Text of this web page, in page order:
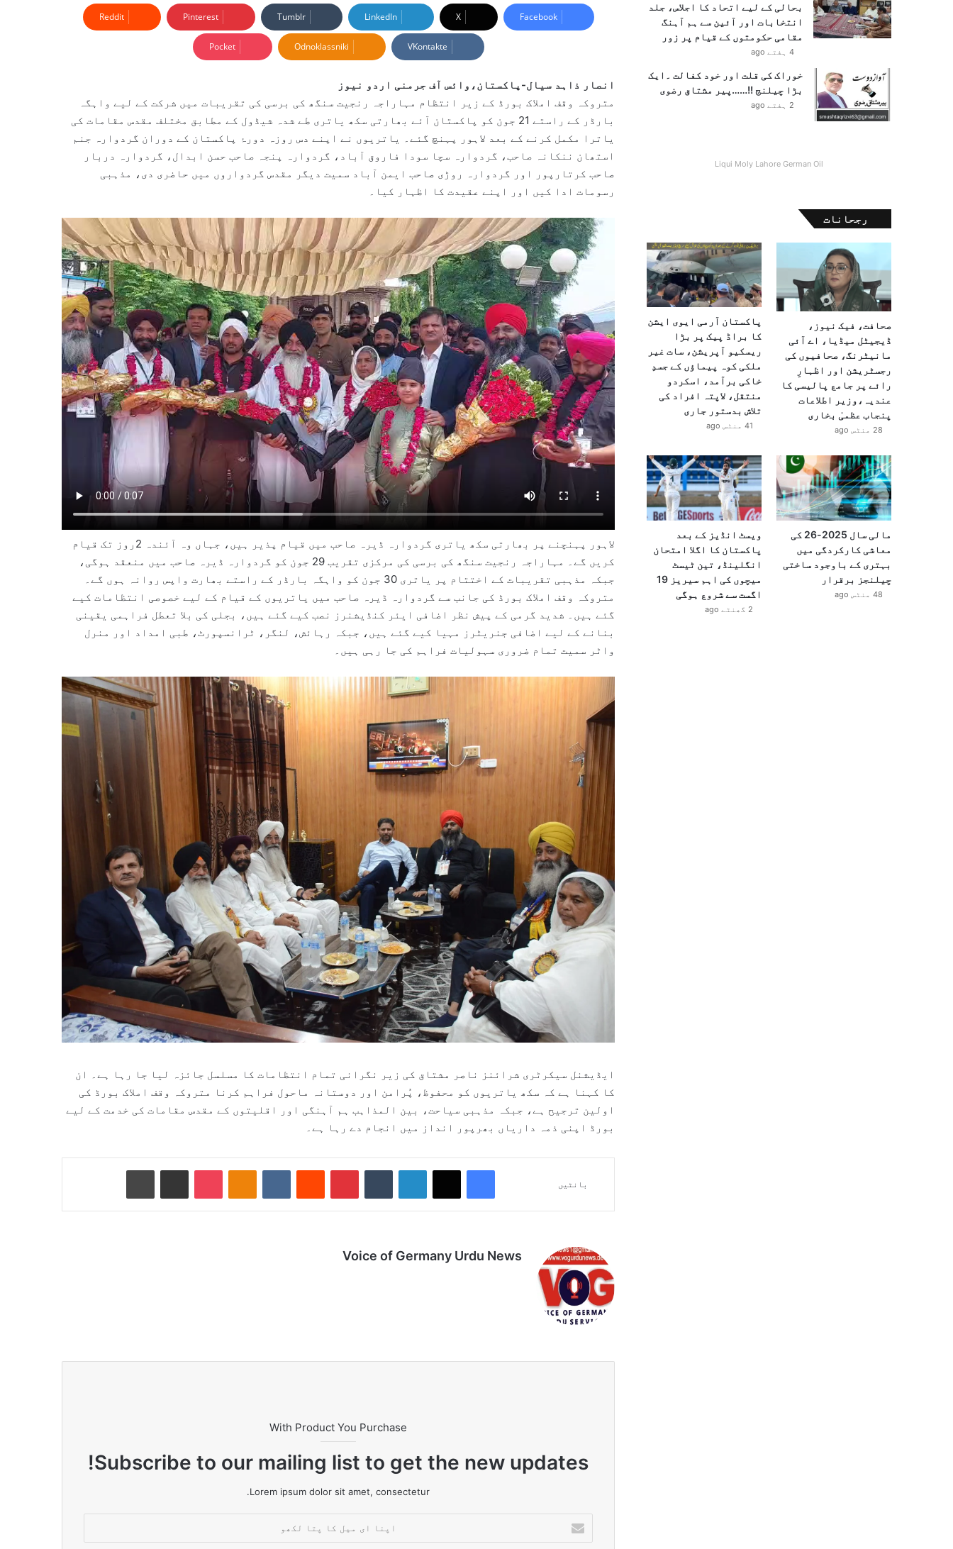
n
d
n
e
m
Facebook
X
LinkedIn
Tumblr
Pinterest
Reddit
VKontakte
Odnoklassniki
Pocket
انصار ذاہد سیال-پاکستان،وائس آف جرمنی اردو نیوز
متروکہ وقف املاک بورڈ کے زیر انتظام مہاراجہ رنجیت سنگھ کی برسی کی تقریبات میں شرکت کے لیے واہگہ
بارڈر کے راستے 21 جون کو پاکستان آئے بھارتی سکھ یاتری طے شدہ شیڈول کے مطابق مختلف مقدس مقامات کی
یاترا مکمل کرنے کے بعد لاہور پہنچ گئے۔ یاتریوں نے اپنے دس روزہ دورۂ پاکستان کے دوران گردوارہ جنم
استھان ننکانہ صاحب، گردوارہ سچا سودا فاروق آباد، گردوارہ پنجہ صاحب حسن ابدال، گردوارہ دربار
صاحب کرتارپور اور گردوارہ روڑی صاحب ایمن آباد سمیت دیگر مقدس گردواروں میں حاضری دی، مذہبی
رسومات ادا کیں اور اپنے عقیدت کا اظہار کیا۔
لاہور پہنچنے پر بھارتی سکھ یاتری گردوارہ ڈیرہ صاحب میں قیام پذیر ہیں، جہاں وہ آئندہ 2روز تک قیام
کریں گے۔ مہاراجہ رنجیت سنگھ کی برسی کی مرکزی تقریب 29 جون کو گردوارہ ڈیرہ صاحب میں منعقد ہوگی،
جبکہ مذہبی تقریبات کے اختتام پر یاتری 30 جون کو واہگہ بارڈر کے راستے بھارت واپس روانہ ہوں گے۔
متروکہ وقف املاک بورڈ کی جانب سے گردوارہ ڈیرہ صاحب میں یاتریوں کے قیام کے لیے خصوصی انتظامات کیے
گئے ہیں۔ شدید گرمی کے پیش نظر اضافی ایئر کنڈیشنرز نصب کیے گئے ہیں، بجلی کی بلا تعطل فراہمی یقینی
بنانے کے لیے اضافی جنریٹرز مہیا کیے گئے ہیں، جبکہ رہائش، لنگر، ٹرانسپورٹ، طبی امداد اور منرل
واٹر سمیت تمام ضروری سہولیات فراہم کی جا رہی ہیں۔
ایڈیشنل سیکرٹری شرائنز ناصر مشتاق کی زیر نگرانی تمام انتظامات کا مسلسل جائزہ لیا جا رہا ہے۔ ان
کا کہنا ہے کہ سکھ یاتریوں کو محفوظ، پُرامن اور دوستانہ ماحول فراہم کرنا متروکہ وقف املاک بورڈ کی
اولین ترجیح ہے، جبکہ مذہبی سیاحت، بین المذاہب ہم آہنگی اور اقلیتوں کے مقدس مقامات کی خدمت کے لیے
بورڈ اپنی ذمہ داریاں بھرپور انداز میں انجام دے رہا ہے۔
بانٹیں
X
LinkedIn
VKontakte ای میل کے ذریعے شیئر کریں
Voice of Germany Urdu News
With Product You Purchase
Subscribe to our mailing list to get the new updates!
Lorem ipsum dolor sit amet, consectetur.
بحالی کے لیے اتحاد کا اجلاس، جلد
انتخابات اور آئین سے ہم آہنگ
مقامی حکومتوں کے قیام پر زور
4 ہفتے ago
خوراک کی قلت اور خود کفالت ۔ایک
بڑا چیلنج !!……پیر مشتاق رضوی
2 ہفتے ago
Liqui Moly Lahore German Oil
رجحانات
صحافت، فیک نیوز،
ڈیجیٹل میڈیا، اے آئی
مانیٹرنگ، صحافیوں کی
رجسٹریشن اور اظہارِ
رائے پر جامع پالیسی کا
عندیہ،وزیر اطلاعات
پنجاب عظمیٰ بخاری
28 منٹس ago
پاکستان آرمی ایوی ایشن
کا براڈ پیک پر بڑا
ریسکیو آپریشن، سات غیر
ملکی کوہ پیماؤں کے جسدِ
خاکی برآمد، اسکردو
منتقل، لاپتہ افراد کی
تلاش بدستور جاری
41 منٹس ago
مالی سال 2025-26 کی
معاشی کارکردگی میں
بہتری کے باوجود ساختی
چیلنجز برقرار
48 منٹس ago
ویسٹ انڈیز کے بعد
پاکستان کا اگلا امتحان
انگلینڈ، تین ٹیسٹ
میچوں کی اہم سیریز 19
اگست سے شروع ہوگی
2 گھنٹے ago